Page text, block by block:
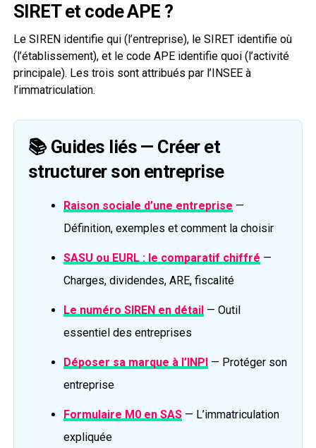
SIRET et code APE ?
Le SIREN identifie qui (l’entreprise), le SIRET identifie où
(l’établissement), et le code APE identifie quoi (l’activité
principale). Les trois sont attribués par l’INSEE à
l’immatriculation.
📚 Guides liés — Créer et
structurer son entreprise
Raison sociale d’une entreprise —
Définition, exemples et comment la choisir
SASU ou EURL : le comparatif chiffré —
Charges, dividendes, ARE, fiscalité
Le numéro SIREN en détail— Outil
essentiel des entreprises
Déposer sa marque à l’INPI— Protéger son
entreprise
Formulaire M0 en SAS— L’immatriculation
expliquée